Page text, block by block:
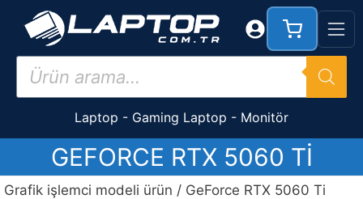
İçeriğe
Products
search
Laptop - Gaming Laptop - Monitör
GEFORCE RTX 5060 TI
Grafik işlemci modeli ürün / GeForce RTX 5060 Ti